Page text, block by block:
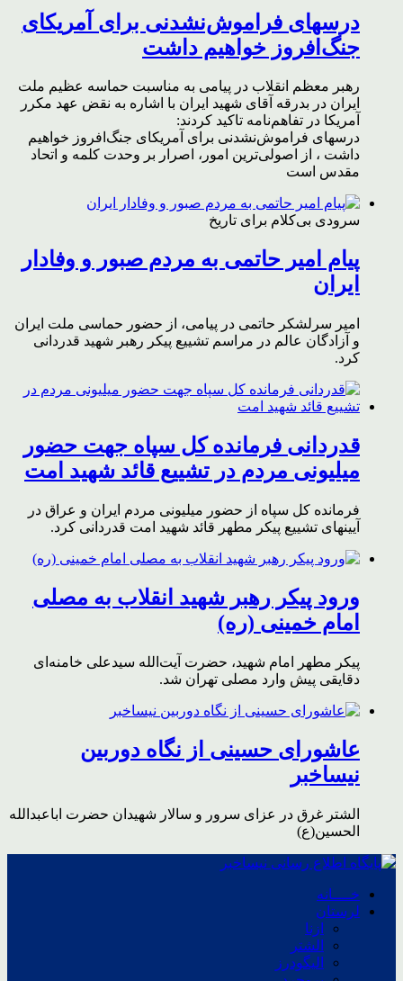
درسهای فراموش‌نشدنی برای آمریکای
جنگ‌افروز خواهیم داشت
رهبر معظم انقلاب در پیامی به مناسبت حماسه عظیم ملت
ایران در بدرقه آقای شهید ایران با اشاره به نقض عهد مکرر
آمریکا در تفاهم‌نامه تاکید کردند:
درسهای فراموش‌نشدنی برای آمریکای جنگ‌افروز خواهیم
داشت ، از اصولی‌ترین امور، اصرار بر وحدت کلمه و اتحاد
مقدس است
سرودی بی‌کلام برای تاریخ
پیام امیر حاتمی به مردم صبور و وفادار
ایران
امیر سرلشکر حاتمی در پیامی، از حضور حماسی ملت ایران
و آزادگان عالم در مراسم تشییع پیکر رهبر شهید قدردانی
کرد.
قدردانی فرمانده کل سپاه جهت حضور
میلیونی مردم در تشییع قائد شهید امت
فرمانده کل سپاه از حضور میلیونی مردم ایران و عراق در
آیینهای تشییع پیکر مطهر قائد شهید امت قدردانی کرد.
ورود پیکر رهبر شهید انقلاب به مصلی
امام خمینی (ره)
پیکر مطهر امام شهید،‌ حضرت آیت‌الله سیدعلی خامنه‌ای
دقایقی پیش وارد مصلی تهران شد.
عاشورای حسینی از نگاه دوربین
نیساخبر
الشتر غرق در عزای سرور و سالار شهیدان حضرت اباعبدالله
الحسین(ع)
خــــانه
لرستان
ازنا
الشتر
الیگودرز